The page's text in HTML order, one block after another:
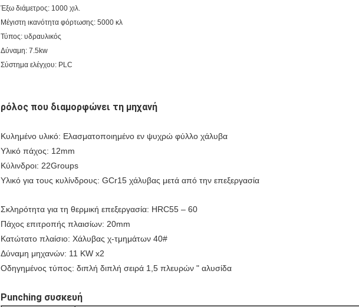
Έξω διάμετρος: 1000 χιλ.
Μέγιστη ικανότητα φόρτωσης: 5000 κλ
Τύπος: υδραυλικός
Δύναμη: 7.5kw
Σύστημα ελέγχου: PLC
ρόλος που διαμορφώνει τη μηχανή
Κυλημένο υλικό: Ελασματοποιημένο εν ψυχρώ φύλλο χάλυβα
Υλικό πάχος: 12mm
Κύλινδροι: 22Groups
Υλικό για τους κυλίνδρους: GCr15 χάλυβας μετά από την επεξεργασία
Σκληρότητα για τη θερμική επεξεργασία: HRC55 – 60
Πάχος επιτροπής πλαισίων: 20mm
Κατώτατο πλαίσιο: Χάλυβας χ-τμημάτων 40#
Δύναμη μηχανών: 11 KW x2
Οδηγημένος τύπος: διπλή διπλή σειρά 1,5 πλευρών " αλυσίδα
Punching συσκευή